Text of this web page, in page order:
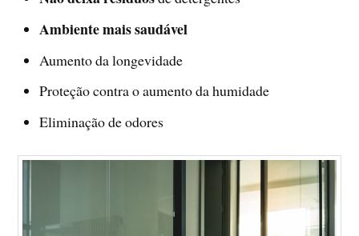
Ambiente mais saudável
Aumento da longevidade
Proteção contra o aumento da humidade
Eliminação de odores